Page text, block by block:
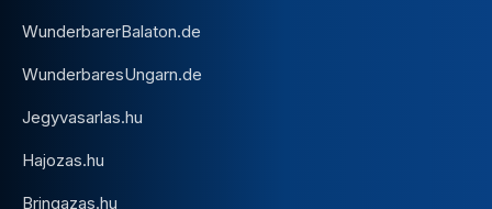
WunderbarerBalaton.de
WunderbaresUngarn.de
Jegyvasarlas.hu
Hajozas.hu
Bringazas.hu